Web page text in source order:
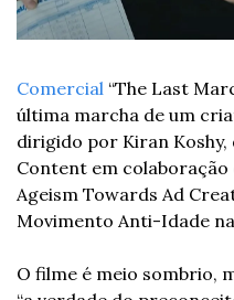
Comercial “The Last
última marcha de um
dirigido por Kiran
Content em
Ageism Towards Ad
Movimento Anti-Idade
O filme é meio sombrio,